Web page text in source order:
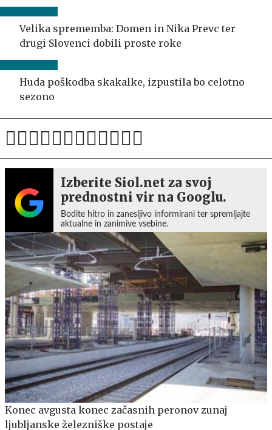
Velika sprememba: Domen in Nika Prevc ter
drugi Slovenci dobili proste roke
Huda poškodba skakalke, izpustila bo celotno
sezono
Izberite Siol.net za svoj
prednostni vir na Googlu.
Bodite hitro in zanesljivo informirani ter spremljajte
aktualne in zanimive vsebine.
Konec avgusta konec začasnih peronov zunaj
ljubljanske železniške postaje